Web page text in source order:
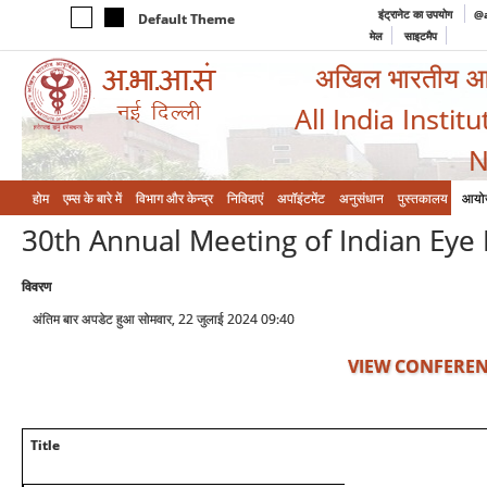
Default Theme इंट्रानेट का उपयोग
मेल
साइटमैप
अखिल भारतीय
All India
होम एम्‍स के बारे में विभाग और केन्‍द्र निविदाएं अपॉइंटमेंट अनुसंधान पुस्तकालय
30th Annual Meeting of Indian Eye
विवरण
अंतिम बार अपडेट हुआ सोमवार, 22 जुलाई 2024 09:40
VIEW
Title